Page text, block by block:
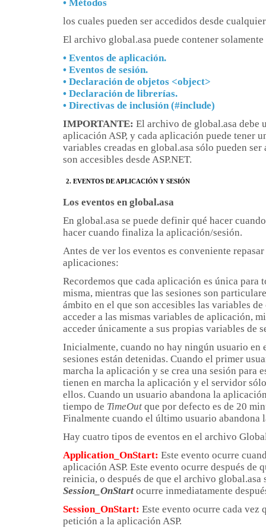
• Métodos
los cuales pueden ser accedidos desde
El archivo global.asa puede contener
• Eventos de aplicación.
• Eventos de sesión.
• Declaración de objetos <object>
• Declaración de librerías.
• Directivas de inclusión (#include)
IMPORTANTE: El archivo de global.asa debe
aplicación ASP, y cada aplicación puede tener
variables creadas en global.asa sólo pueden
son accesibles desde ASP.NET.
2. EVENTOS DE APLICACIÓN Y SESIÓN
Los eventos en global.asa
En global.asa se puede definir qué hacer
hacer cuando finaliza la aplicación/sesión.
Antes de ver los eventos es conveniente
aplicaciones:
Recordemos que cada aplicación es única para
misma, mientras que las sesiones son
ámbito en el que son accesibles las variables
acceder a las mismas variables de aplicación,
acceder únicamente a sus propias variables de
Inicialmente, cuando no hay ningún usuario
sesiones están detenidas. Cuando el primer
marcha la aplicación y se crea una sesión para
tienen en marcha la aplicación y el servidor
ellos. Cuando un usuario abandona la
tiempo de TimeOutque por defecto es de 20
Finalmente cuando el último usuario abandona
Hay cuatro tipos de eventos en el archivo
Application_OnStart: Este evento ocurre
aplicación ASP. Este evento ocurre después de
reinicia, o después de que el archivo global.asa
Session_OnStartocurre inmediatamente
Session_OnStart: Este evento ocurre cada vez
petición a la aplicación ASP.